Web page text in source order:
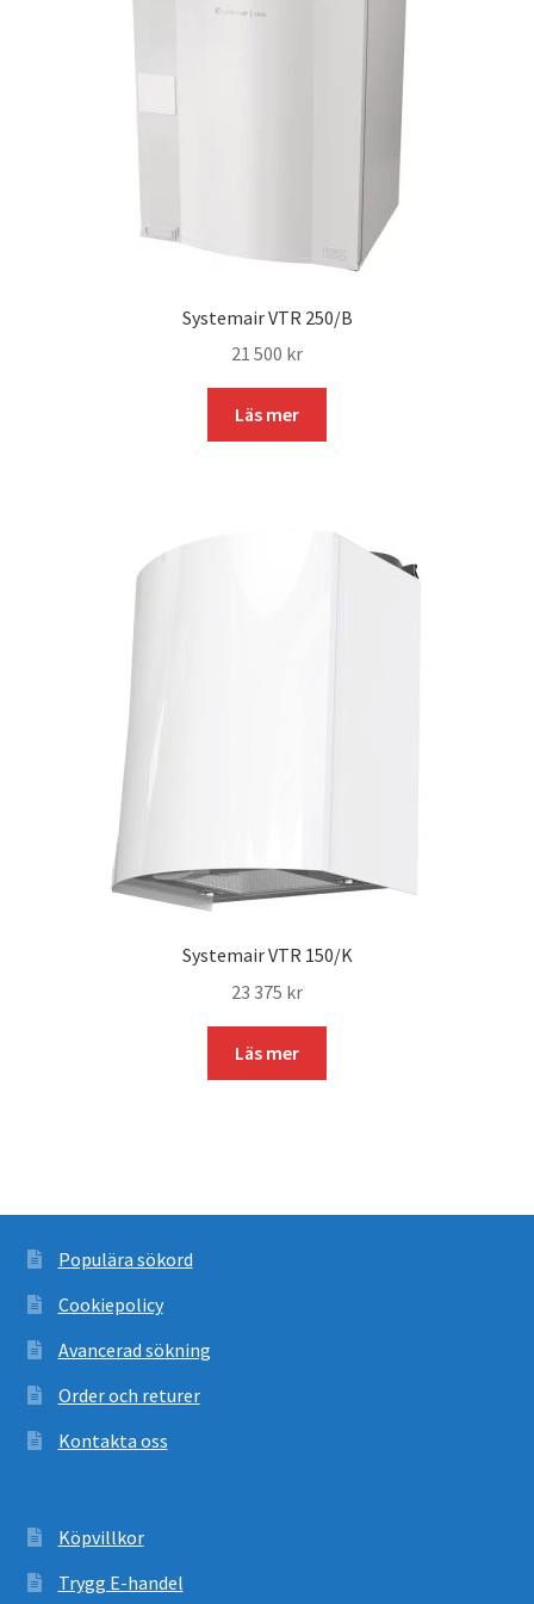
Systemair VTR 250/B
21 500 kr
Läs mer
Systemair VTR 150/K
23 375 kr
Läs mer
Populära sökord
Cookiepolicy
Avancerad sökning
Order och returer
Kontakta oss
Köpvillkor
Trygg E-handel